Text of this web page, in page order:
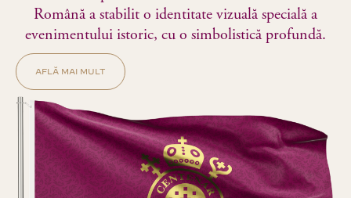
Română a stabilit o identitate vizuală specială a
evenimentului istoric, cu o simbolistică profundă.
AFLĂ MAI MULT